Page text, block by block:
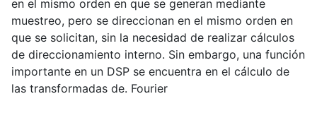
en el mismo orden en que se generan mediante
muestreo, pero se direccionan en el mismo orden en
que se solicitan, sin la necesidad de realizar cálculos
de direccionamiento interno. Sin embargo, una función
importante en un DSP se encuentra en el cálculo de
las transformadas de. Fourier